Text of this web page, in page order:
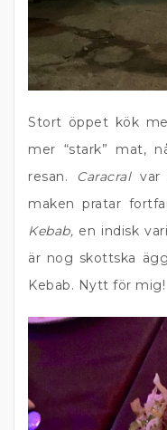
Stort öppet kök
mer “stark” mat,
resan. Caracralvar
maken pratar
Kebab, en indisk
är nog skottska
Kebab. Nytt för mig!